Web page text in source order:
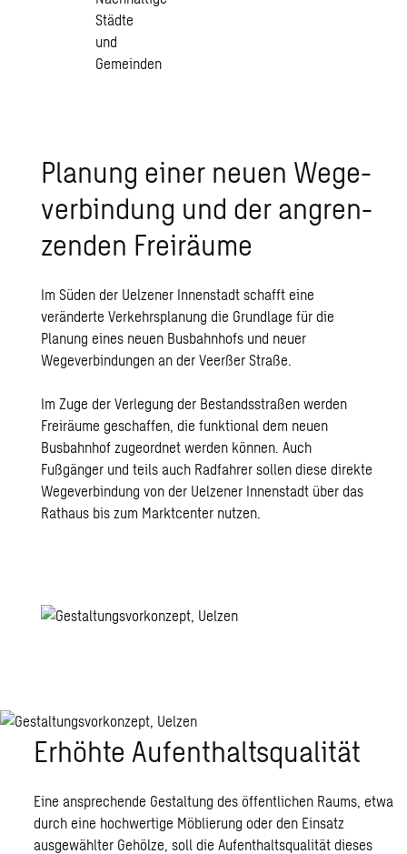
Pla­nung einer neuen We­ge­
ver­bin­dung und der an­gren­
zen­den Frei­räu­me
Im Süden der Uelzener Innenstadt schafft eine
veränderte Verkehrsplanung die Grundlage für die
Planung eines neuen Busbahnhofs und neuer
Wegeverbindungen an der Veerßer Straße.
Im Zuge der Verlegung der Bestandsstraßen werden
Freiräume geschaffen, die funktional dem neuen
Busbahnhof zugeordnet werden können. Auch
Fußgänger und teils auch Radfahrer sollen diese direkte
Wegeverbindung von der Uelzener Innenstadt über das
Rathaus bis zum Marktcenter nutzen.
Erhöhte Aufenthaltsqualität
Eine ansprechende Gestaltung des öffentlichen Raums, etwa
durch eine hochwertige Möblierung oder den Einsatz
ausgewählter Gehölze, soll die Aufenthaltsqualität dieses